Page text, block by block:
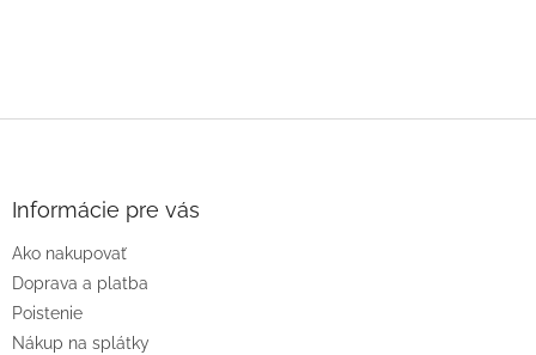
Informácie pre vás
Ako nakupovať
Doprava a platba
Poistenie
Nákup na splátky